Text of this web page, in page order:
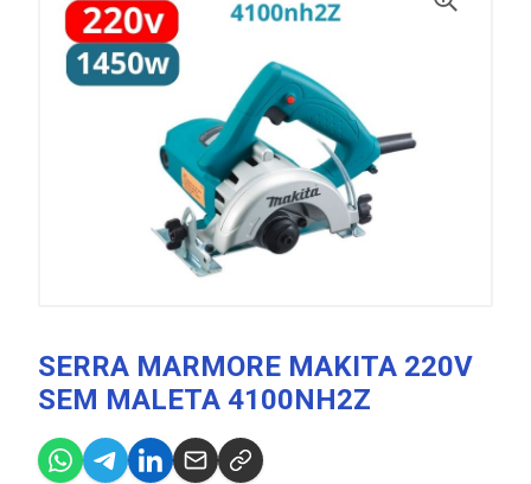
SERRA MARMORE MAKITA 220V
SEM MALETA 4100NH2Z